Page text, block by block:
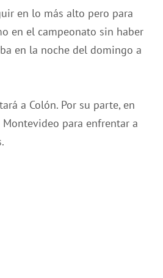
en lo más alto pero para
en el campeonato sin haber
en la noche del domingo a
a Colón. Por su parte, en
para enfrentar a